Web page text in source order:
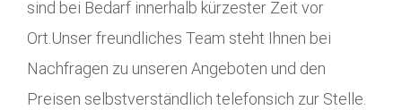
sind bei Bedarf innerhalb kürzester Zeit vor
Ort.Unser freundliches Team steht Ihnen bei
Nachfragen zu unseren Angeboten und den
Preisen selbstverständlich telefonsich zur Stelle.